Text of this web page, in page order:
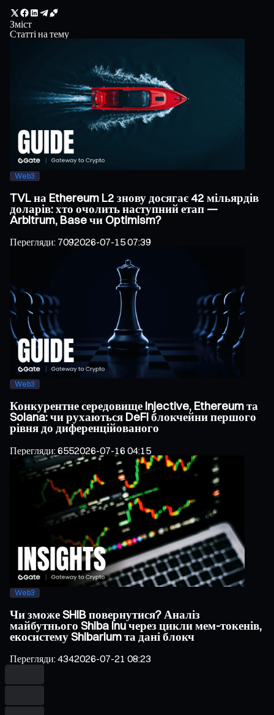
Зміст
Статті на тему
Web3
TVL на Ethereum L2 знову досягає 42 мільярдів
доларів: хто очолить наступний етап —
Arbitrum, Base чи Optimism?
Перегляди: 7092026-07-15 07:39
Web3
Конкурентне середовище Injective, Ethereum та
Solana: чи рухаються DeFi блокчейни першого
рівня до диференційованого
Перегляди:6552026-07-16 04:15
Web3
Чи зможе SHIB повернутися? Аналіз
майбутнього Shiba Inu через цикли мем-токенів,
екосистему Shibarium та дані блокч
Перегляди:4342026-07-21 08:23